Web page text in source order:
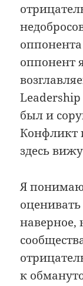
оппонент
Leadership
был и
Конфликт
здесь
Я
наверное,
к